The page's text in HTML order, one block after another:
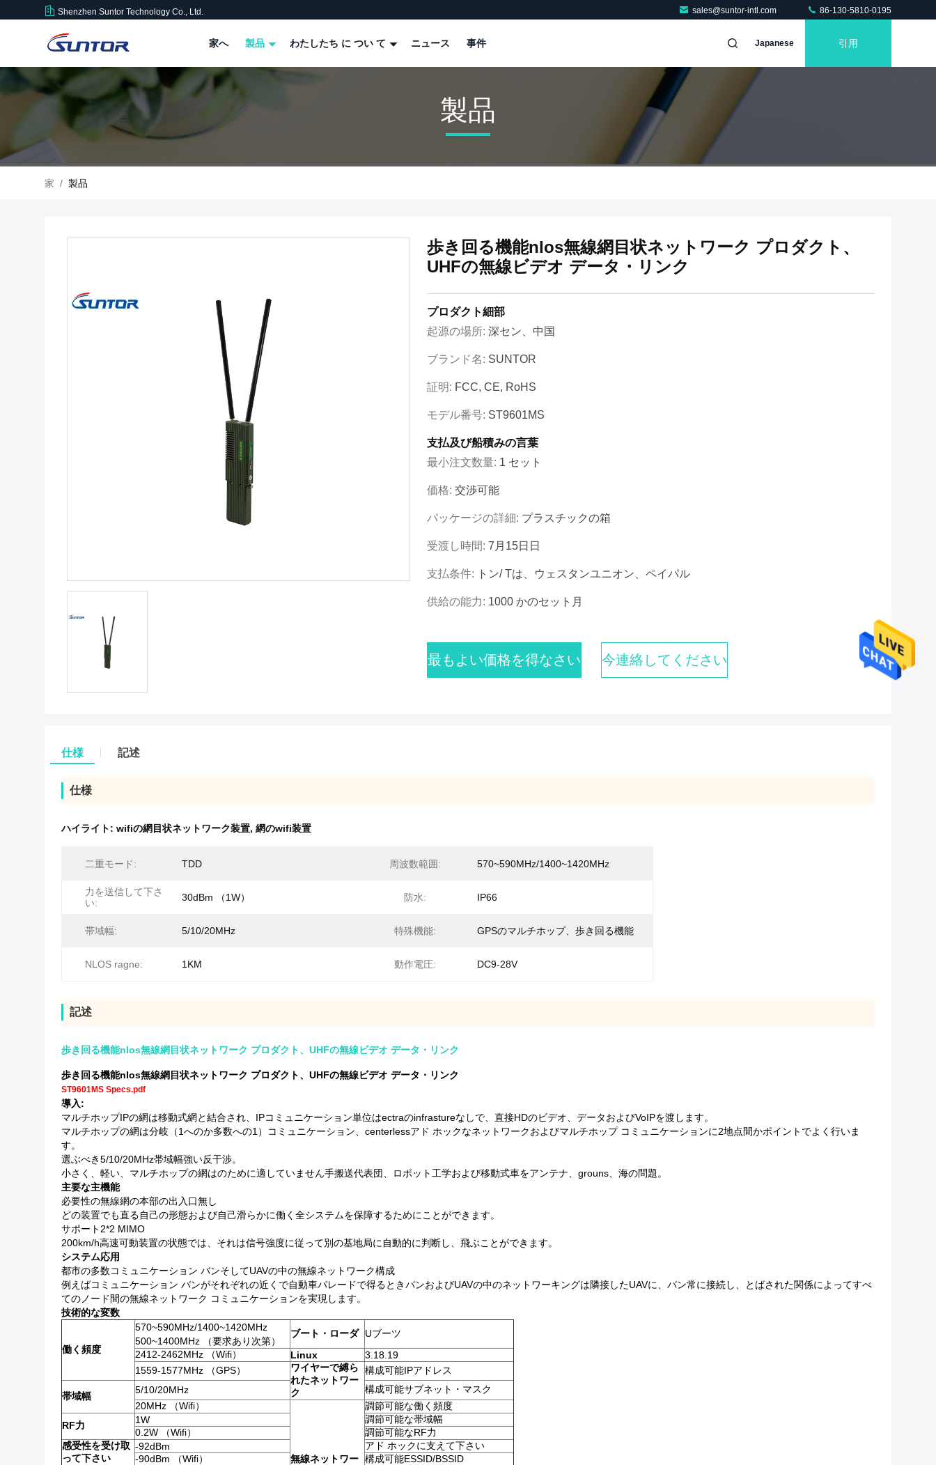
Shenzhen Suntor Technology Co., Ltd. sales@suntor-intl.com 86-130-5810-0195
家へ 製品 わたしたち に つい て ニュース 事件 Japanese 引用
製品
家 / 製品
歩き回る機能nlos無線網目状ネットワーク プロダクト、
UHFの無線ビデオ データ・リンク
プロダクト細部
起源の場所: 深セン、中国
ブランド名: SUNTOR
証明: FCC, CE, RoHS
モデル番号: ST9601MS
支払及び船積みの言葉
最小注文数量: 1 セット
価格: 交渉可能
パッケージの詳細: プラスチックの箱
受渡し時間: 7月15日日
支払条件: トン/ Tは、ウェスタンユニオン、ペイパル
供給の能力: 1000 かのセット月
最もよい価格を得なさい 今連絡してください
仕様 記述
仕様
ハイライト: wifiの網目状ネットワーク装置, 網のwifi装置
二重モード: TDD 周波数範囲: 570~590MHz/1400~1420MHz
力を送信して下さ
い:
30dBm （1W） 防水: IP66
帯域幅: 5/10/20MHz 特殊機能: GPSのマルチホップ、歩き回る機能
NLOS ragne: 1KM 動作電圧: DC9-28V
記述
歩き回る機能nlos無線網目状ネットワーク プロダクト、UHFの無線ビデオ データ・リンク
歩き回る機能nlos無線網目状ネットワーク プロダクト、UHFの無線ビデオ データ・リンク
ST9601MS Specs.pdf
導入:
マルチホップIPの網は移動式網と結合され、IPコミュニケーション単位はectraのinfrastureなしで、直接HDのビデオ、データおよびVoIPを渡します。
マルチホップの網は分岐（1へのか多数への1）コミュニケーション、centerlessアド ホックなネットワークおよびマルチホップ コミュニケーションに2地点間かポイントでよく行いま
す。
選ぶべき5/10/20MHz帯域幅強い反干渉。
小さく、軽い、マルチホップの網はのために適していません手搬送代表団、ロボット工学および移動式車をアンテナ、grouns、海の問題。
主要な主機能
必要性の無線網の本部の出入口無し
どの装置でも直る自己の形態および自己滑らかに働く全システムを保障するためにことができます。
サポート2*2 MIMO
200km/h高速可動装置の状態では、それは信号強度に従って別の基地局に自動的に判断し、飛ぶことができます。
システム応用
都市の多数コミュニケーション バンそしてUAVの中の無線ネットワーク構成
例えばコミュニケーション バンがそれぞれの近くで自動車パレードで得るときバンおよびUAVの中のネットワーキングは隣接したUAVに、バン常に接続し、とばされた関係によってすべ
てのノード間の無線ネットワーク コミュニケーションを実現します。
技術的な変数
働く頻度
570~590MHz/1400~1420MHz
500~1400MHz （要求あり次第）
ブート・ローダ
Uブーツ
2412-2462MHz （Wifi）
Linux
3.18.19
1559-1577MHz （GPS）
ワイヤーで縛ら
れたネットワー
ク
構成可能IPアドレス
帯域幅
5/10/20MHz
構成可能サブネット・マスク
20MHz （Wifi）
無線ネットワー
調節可能な働く頻度
RF力
1W
調節可能な帯域幅
0.2W （Wifi）
調節可能なRF力
感受性を受け取
って下さい
-92dBm
アド ホックに支えて下さい
-90dBm （Wifi）
構成可能ESSID/BSSID